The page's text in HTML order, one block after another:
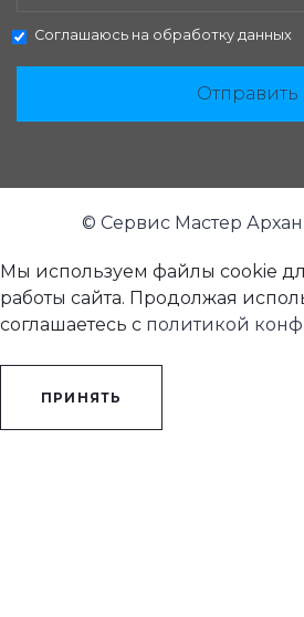
Соглашаюсь на обработку данных
Отправить
© Сервис Мастер
Мы используем файлы cookie
работы сайта. Продолжая
соглашаетесь с политикой
ПРИНЯТЬ